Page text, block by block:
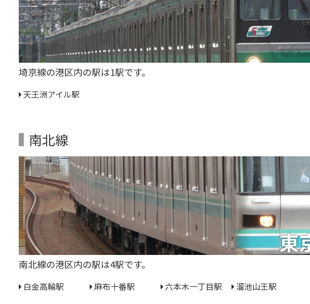
埼京線の港区内の駅は1駅です。
天王洲アイル駅
南北線
南北線の港区内の駅は4駅です。
白金高輪駅 麻布十番駅 六本木一丁目駅 溜池山王駅